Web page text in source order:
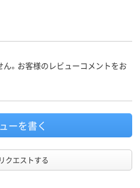
。お客様のレビューコメントをお
ーを書く
クエストする